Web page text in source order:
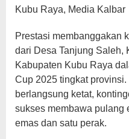
Kubu Raya, Media Kalbar
Prestasi membanggakan
dari Desa Tanjung Saleh,
Kabupaten Kubu Raya
Cup 2025 tingkat
berlangsung ketat,
sukses membawa pulang
emas dan satu perak.